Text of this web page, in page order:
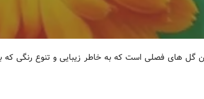
گل های فصلی است که به خاطر زیبایی و تنوع رنگی که